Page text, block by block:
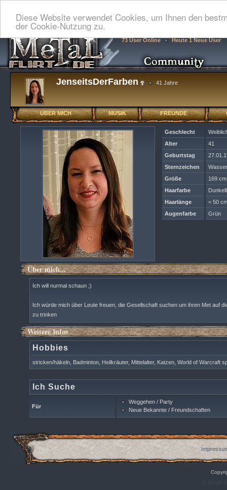
Diese Website verwendet Cookies, um Ihnen den
der Cookie-Nutzung zu.
73 User Online Heute 1 Neue User
JenseitsDerFarben 41 Jahre
ÜBER MICH MUSIK FREUNDE
Geschlecht
Alter
41
Geburtstag
Sternzeichen
Größe
169 cm
Haarfarbe
Haarlänge
< 50
Augenfarbe
Grün
Über mich...
Ich will nurmal schaun ;)
Ich würde mich über Leute freuen, die Gesellschaft suchen um ihren Met auf
zu trinken
Weitere Infos
Hobbies
stricken/häkeln, Badminton, Heilkräuter, Mittelalter, Katzen, World of Warcraft
Ich Suche
Für
Weggehen / Party
Neue Bekannte / Freundschaften